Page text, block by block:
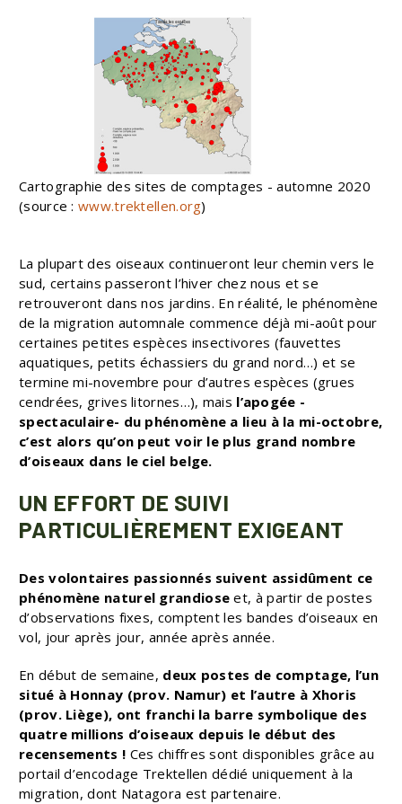
Cartographie des sites de comptages - automne 2020
(source : www.trektellen.org)
La plupart des oiseaux continueront leur chemin vers le
sud, certains passeront l’hiver chez nous et se
retrouveront dans nos jardins. En réalité, le phénomène
de la migration automnale commence déjà mi-août pour
certaines petites espèces insectivores (fauvettes
aquatiques, petits échassiers du grand nord…) et se
termine mi-novembre pour d’autres espèces (grues
cendrées, grives litornes…), mais l’apogée -
spectaculaire- du phénomène a lieu à la mi-octobre,
c’est alors qu’on peut voir le plus grand nombre
d’oiseaux dans le ciel belge.
UN EFFORT DE SUIVI
PARTICULIÈREMENT EXIGEANT
Des volontaires passionnés suivent assidûment ce
phénomène naturel grandiose et, à partir de postes
d’observations fixes, comptent les bandes d’oiseaux en
vol, jour après jour, année après année.
En début de semaine, deux postes de comptage, l’un
situé à Honnay (prov. Namur) et l’autre à Xhoris
(prov. Liège), ont franchi la barre symbolique des
quatre millions d’oiseaux depuis le début des
recensements ! Ces chiffres sont disponibles grâce au
portail d’encodage Trektellen dédié uniquement à la
migration, dont Natagora est partenaire.